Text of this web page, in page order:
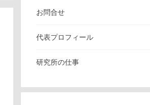
お問合せ
代表プロフィール
研究所の仕事